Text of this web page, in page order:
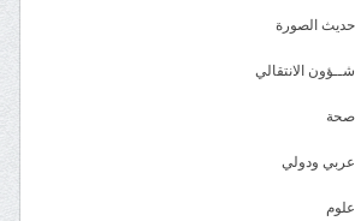
حديث الصورة
شــؤون الانتقالي
صحة
عربي ودولي
علوم